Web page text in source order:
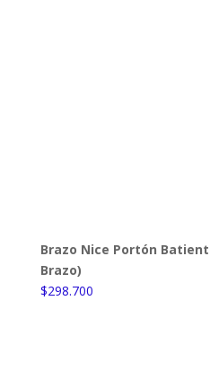
Brazo Nice Portón
Brazo)
$298.700